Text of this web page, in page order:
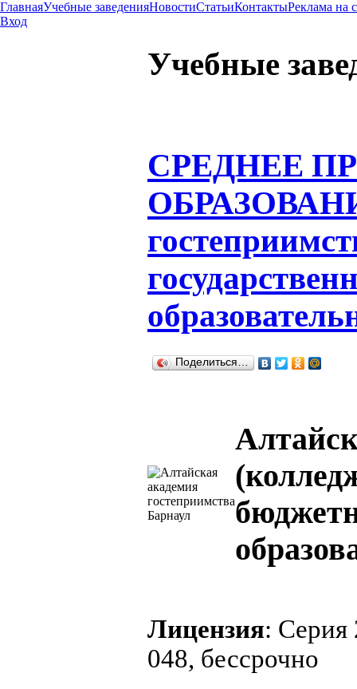
ГлавнаяУчебные заведенияНовостиСтатьиКонтактыРеклама на
Вход
Учебные
СРЕДНЕЕ
Поделиться…
Лицензия: Серия
048, бессрочно